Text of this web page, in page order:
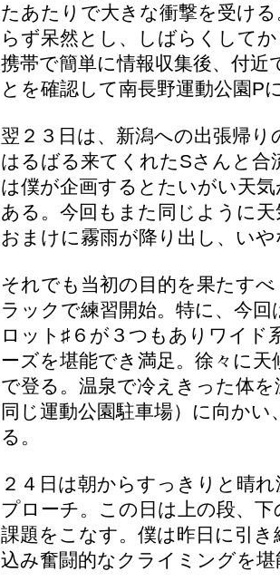
たあたりで大きな衝撃を受け
らず呆然とし、しばらくして
携帯で簡単に情報収集後、付
とを確認して南長野運動公園P
翌２３日は、新潟への出張帰
はるばる来てくれたSさんと合
は僕が企画するとたいがい天
ある。今回もまた同じように
おまけに霧雨が降り出し、い
それでも当初の目的を果たす
ラックで練習開始。特に、今
ロット♯６が３つもありワイド
ーズを堪能でき満足。徐々に
で登る。温泉で冷えきった体
同じ運動公園駐車場）に向か
る。
２４日は朝からすっきりと晴
プローチ。この日は上の段、
課題をこなす。僕は昨日に引
込み奮闘的なクライミングを